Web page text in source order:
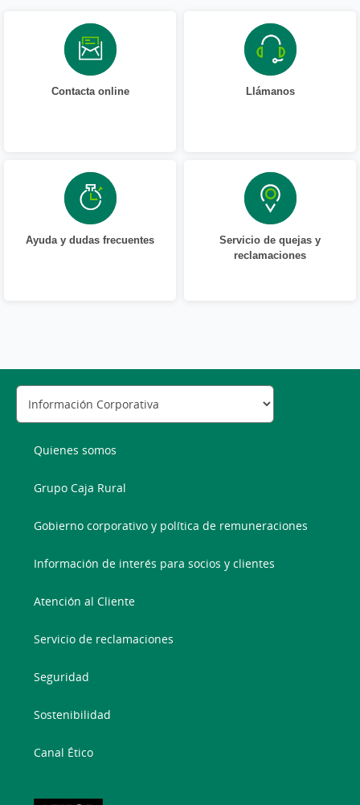
Contacta online Llámanos
Ayuda y dudas frecuentes
Servicio de quejas y
reclamaciones
Quienes somos
Grupo Caja Rural
Gobierno corporativo y política de remuneraciones
Información de interés para socios y clientes
Atención al Cliente
Servicio de reclamaciones
Seguridad
Sostenibilidad
Canal Ético